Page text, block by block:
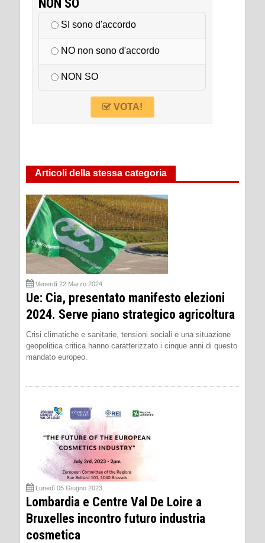
NON SO
SI sono d'accordo
NO non sono d'accordo
NON SO
VOTA!
Articoli della stessa categoria
Venerdì 22 Marzo 2024
Ue: Cia, presentato manifesto elezioni
2024. Serve piano strategico agricoltura
Crisi climatiche e sanitarie, tensioni sociali e una situazione
geopolitica critica hanno caratterizzato i cinque anni di questo
mandato europeo.
Lunedì 05 Giugno 2023
Lombardia e Centre Val De Loire a
Bruxelles incontro futuro industria
cosmetica